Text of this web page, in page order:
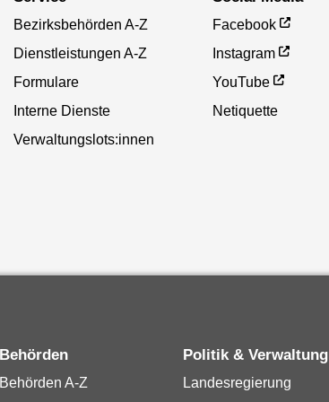
Bezirksbehörden A-Z
Dienstleistungen A-Z
Formulare
Interne Dienste
Verwaltungslots:innen
Facebook
Instagram
YouTube
Netiquette
Behörden
Behörden A-Z
Politik & Verwaltung
Landesregierung